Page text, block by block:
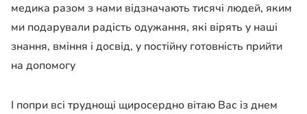
медика разом з нами відзначають тисячі людей, яким
ми подарували радість одужання, які вірять у наші
знання, вміння і досвід, у постійну готовність прийти
на допомогу
І попри всі труднощі щиросердно вітаю Вас із днем